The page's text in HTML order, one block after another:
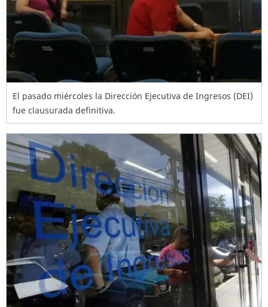
El pasado miércoles la Dirección Ejecutiva de Ingresos (DEI)
fue clausurada definitiva.